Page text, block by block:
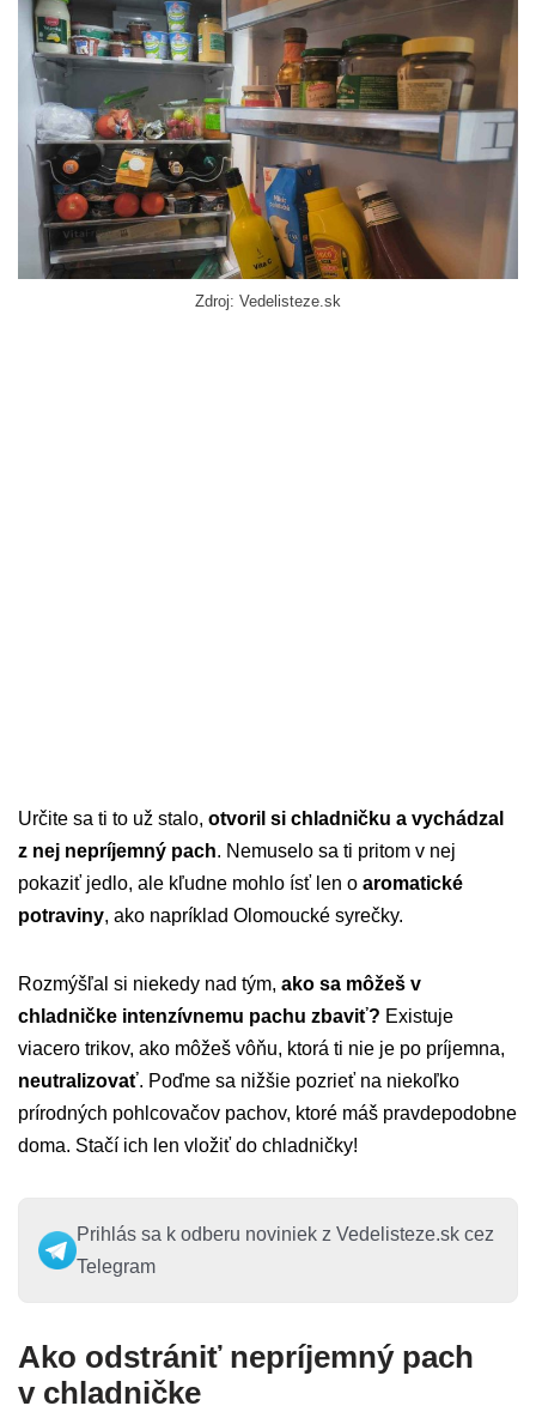
Zdroj: Vedelisteze.sk
Určite sa ti to už stalo, otvoril si chladničku a vychádzal
z nej nepríjemný pach. Nemuselo sa ti pritom v nej
pokaziť jedlo, ale kľudne mohlo ísť len o aromatické
potraviny, ako napríklad Olomoucké syrečky.
Rozmýšľal si niekedy nad tým, ako sa môžeš v
chladničke intenzívnemu pachu zbaviť? Existuje
viacero trikov, ako môžeš vôňu, ktorá ti nie je po príjemna,
neutralizovať. Poďme sa nižšie pozrieť na niekoľko
prírodných pohlcovačov pachov, ktoré máš pravdepodobne
doma. Stačí ich len vložiť do chladničky!
Prihlás sa k odberu noviniek z Vedelisteze.sk cez
Telegram
Ako odstrániť nepríjemný pach
v chladničke